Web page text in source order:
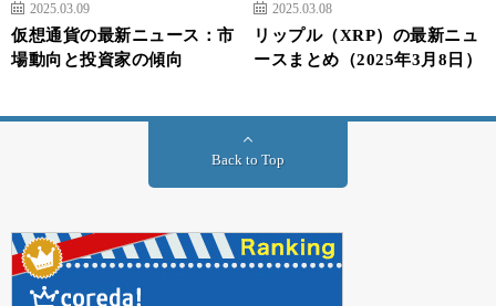
2025.03.09
仮想通貨の最新ニュース：市
場動向と投資家の傾向
2025.03.08
リップル（XRP）の最新ニュ
ースまとめ（2025年3月8日）
Back to Top